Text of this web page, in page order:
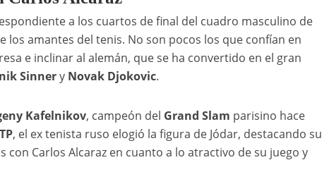
a los cuartos de final del cuadro masculino de
amantes del tenis. No son pocos los que confían en
e inclinar al alemán, que se ha convertido en el gran
Sinnery Novak Djokovic.
Kafelnikov, campeón del Grand Slam parisino hace
, el ex tenista ruso elogió la figura de Jódar, destacando su
Carlos Alcaraz en cuanto a lo atractivo de su juego y